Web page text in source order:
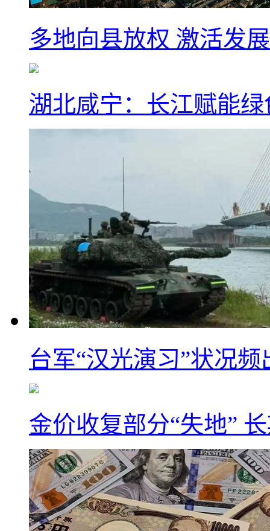
多地向县放权 激活发
湖北咸宁：长江赋能
台军“汉光演习”状况
金价收复部分“失地”